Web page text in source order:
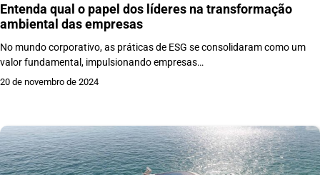
Entenda qual o papel dos líderes na transformação
ambiental das empresas
No mundo corporativo, as práticas de ESG se consolidaram como um
valor fundamental, impulsionando empresas…
20 de novembro de 2024